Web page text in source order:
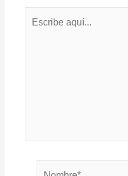
aquí...